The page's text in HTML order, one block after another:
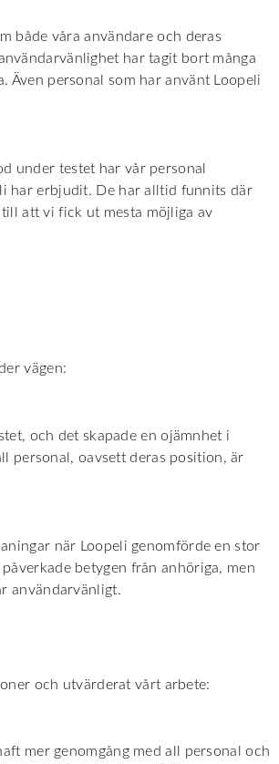
både våra användare och deras
har tagit bort många
Även personal som har använt Loopeli
under testet har vår personal
har erbjudit. De har alltid funnits där
att vi fick ut mesta möjliga av
vägen:
och det skapade en ojämnhet i
personal, oavsett deras position, är
när Loopeli genomförde en stor
betygen från anhöriga, men
användarvänligt.
och utvärderat vårt arbete:
mer genomgång med all personal och